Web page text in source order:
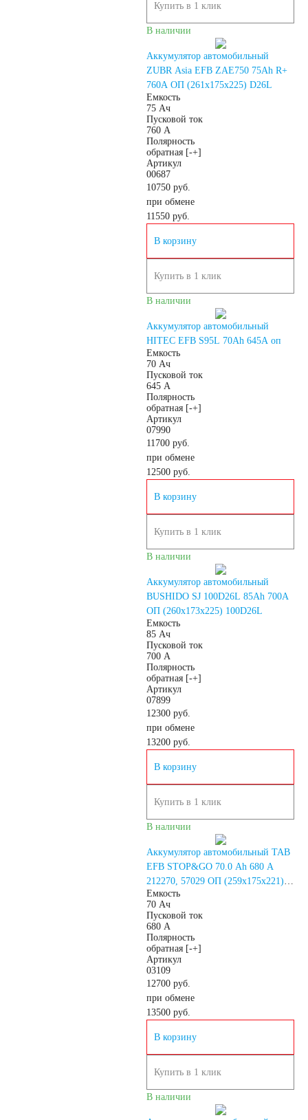
Аккумуляторы по цене
Мото аккумуляторы
Аккумуляторы для
Аккумуляторы на
Мотобуксировщики
10 А/ч
16 А/ч
20 А/ч
30 А/ч
Купить в 1 клик
В наличии
Аккумулятор автомобильный
ZUBR Asia EFB ZAE750 75Ah R+
760A ОП (261x175x225) D26L
Емкость
75 Ач
Пусковой ток
760 А
Полярность
обратная [-+]
Артикул
00687
10750 руб.
при обмене
11550 руб.
В корзину
Купить в 1 клик
В наличии
Аккумулятор автомобильный
HITEC EFB S95L 70Ah 645A оп
Емкость
70 Ач
Пусковой ток
645 А
Полярность
обратная [-+]
Артикул
07990
11700 руб.
при обмене
12500 руб.
В корзину
Купить в 1 клик
В наличии
Аккумулятор автомобильный
BUSHIDO SJ 100D26L 85Ah 700A
ОП (260x173x225) 100D26L
Емкость
85 Ач
Пусковой ток
700 А
Полярность
обратная [-+]
Артикул
07899
12300 руб.
при обмене
13200 руб.
В корзину
Купить в 1 клик
В наличии
Аккумулятор автомобильный TAB
EFB STOP&GO 70.0 Ah 680 A
212270, 57029 ОП (259x175x221)
D26L
Емкость
70 Ач
Пусковой ток
680 А
Полярность
обратная [-+]
Артикул
03109
12700 руб.
при обмене
13500 руб.
В корзину
Купить в 1 клик
В наличии